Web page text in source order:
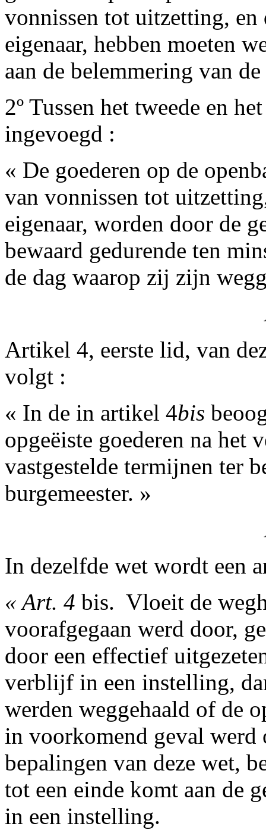
vonnissen tot uitzetting,
eigenaar, hebben moeten
aan de belemmering van
2º Tussen het tweede en
ingevoegd :
« De goederen op de
van vonnissen tot
eigenaar, worden door de
bewaard gedurende ten
de dag waarop zij zijn
Artikel 4, eerste lid, van
volgt :
« In de in artikel 4bis
opgeëiste goederen na
vastgestelde termijnen ter
burgemeester. »
In dezelfde wet wordt een
« Art. 4 bis. ­ Vloeit de
voorafgegaan werd door,
door een effectief
verblijf in een instelling,
werden weggehaald of de
in voorkomend geval werd
bepalingen van deze wet,
tot een einde komt aan de
in een instelling.